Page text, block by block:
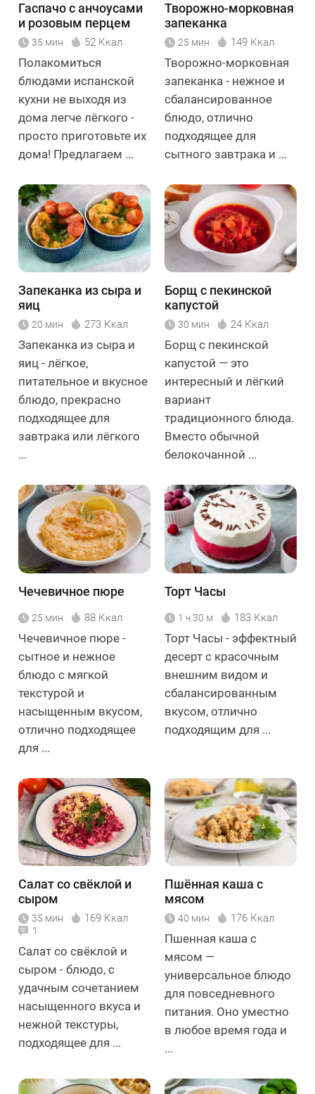
Гаспачо с анчоусами
и розовым перцем
35 мин 52 Ккал
Полакомиться
блюдами испанской
кухни не выходя из
дома легче лёгкого -
просто приготовьте их
дома! Предлагаем ...
Творожно-морковная
запеканка
25 мин 149 Ккал
Творожно-морковная
запеканка - нежное и
сбалансированное
блюдо, отлично
подходящее для
сытного завтрака и ...
Запеканка из сыра и
яиц
20 мин 273 Ккал
Запеканка из сыра и
яиц - лёгкое,
питательное и вкусное
блюдо, прекрасно
подходящее для
завтрака или лёгкого
...
Борщ с пекинской
капустой
30 мин 24 Ккал
Борщ с пекинской
капустой — это
интересный и лёгкий
вариант
традиционного блюда.
Вместо обычной
белокочанной ...
Чечевичное пюре
25 мин 88 Ккал
Чечевичное пюре -
сытное и нежное
блюдо с мягкой
текстурой и
насыщенным вкусом,
отлично подходящее
для ...
Торт Часы
1 ч 30 м 183 Ккал
Торт Часы - эффектный
десерт с красочным
внешним видом и
сбалансированным
вкусом, отлично
подходящим для ...
Салат со свёклой и
сыром
35 мин 169 Ккал
1
Салат со свёклой и
сыром - блюдо, с
удачным сочетанием
насыщенного вкуса и
нежной текстуры,
подходящее для ...
Пшённая каша с
мясом
40 мин 176 Ккал
Пшенная каша с
мясом —
универсальное блюдо
для повседневного
питания. Оно уместно
в любое время года и
...